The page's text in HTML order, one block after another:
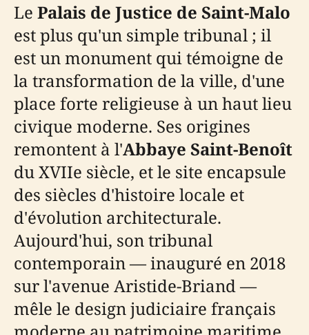
Le Palais de Justice de Saint-Malo
est plus qu'un simple tribunal ; il
est un monument qui témoigne de
la transformation de la ville, d'une
place forte religieuse à un haut lieu
civique moderne. Ses origines
remontent à l'Abbaye Saint-Benoît
du XVIIe siècle, et le site encapsule
des siècles d'histoire locale et
d'évolution architecturale.
Aujourd'hui, son tribunal
contemporain — inauguré en 2018
sur l'avenue Aristide-Briand —
mêle le design judiciaire français